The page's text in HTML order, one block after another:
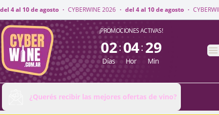
2026 · del 4 al 10 de agosto · CYBERWINE 2026 · del 4 al 10 de
CyberWine ¡PROMOCIONES ACTIVAS!
02
Días
: 04
Hor
: 29
Min
¿Querés recibir las mejores ofertas de vino?